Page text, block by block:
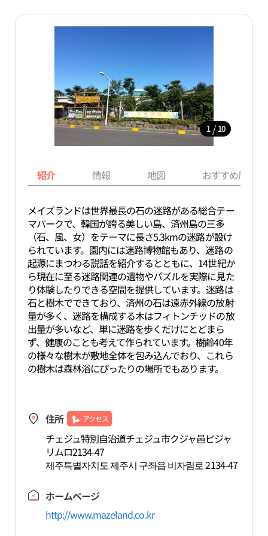
1 / 10
紹介 情報 地図 おすすめ周辺
メイズランドは世界最長の石の迷路がある総合テー
マパークで、韓国が誇る美しい島、済州島の三多
（石、風、女）をテーマに長さ5.3kmの迷路が設け
られています。園内には迷路博物館もあり、迷路の
起源にまつわる説話を紹介するとともに、14世紀か
ら現在に至る迷路関連の遺物やパズルを実際に見た
り体験したりできる空間を提供しています。迷路は
石と樹木でできており、済州の石は遠赤外線の放射
量が多く、迷路を構成する木はフィトンチッドの放
出量が多いなど、単に迷路を歩くだけにとどまら
ず、健康のことも考えて作られています。樹齢40年
の様々な樹木が敷地全体を包み込んでおり、これら
の樹木は森林浴にぴったりの場所でもあります。
住所 アクセス
チェジュ特別自治道チェジュ市クジャ邑ピジャ
リムロ2134-47
제주특별자치도 제주시 구좌읍 비자림로 2134-47
ホームページ
http://www.mazeland.co.kr